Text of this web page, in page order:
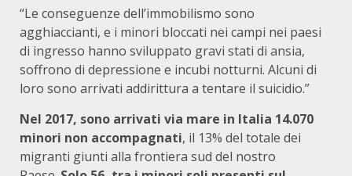
“Le conseguenze dell’immobilismo sono
agghiaccianti, e i minori bloccati nei campi nei paesi
di ingresso hanno sviluppato gravi stati di ansia,
soffrono di depressione e incubi notturni. Alcuni di
loro sono arrivati addirittura a tentare il suicidio.”
Nel 2017, sono arrivati via mare in Italia 14.070
minori non accompagnati, il 13% del totale dei
migranti giunti alla frontiera sud del nostro